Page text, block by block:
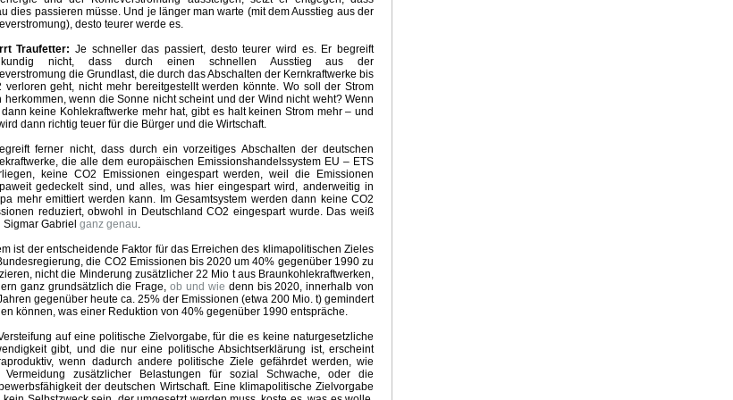
Zweifelhafte wissenschaftliche Basis für BVerfG Klimaurteil
bis 2050
Extremer Februar 2021
Hört auf die Wissenschaft
der Energiewende Grün, grüner, CSU
Lehre aus Januar 2021
Lösung Klimakrise Rassismus
Kein Interesse Klimakrise
Aktuelle Witterung April - Mai 2020
Witterungsvorhersage April 2020
Witterungsvorhersage März
Energiewende schönreden - schlechtreden
El Nino 2020 Weihnachtsgeschenke der GroKo
Marsch in die Klimadiktatur
- Illusion Energiewende physikalisch unmöglich
Elend der Klimapolitik
Mob
VorfeldUN Klimakonferenz Madrid
Die Grüne Kulturrevolutiion
der Klimapolitik Klimawahn und Ökologischer Totalitarismus
CO2 Steuer oder Emissionshandel
im Hyperdrive Die CO2 Steuer Lüge
Jahre Zeit Witterungsvorhersage März 2019
Greta Thunberg
- Krise Klimawissenschaft
Freuden der Elektromobilität
Retter vor der Klimakatastrophe Ewige Klimakatastrophe
Energiewende Propaganda
Illusionen Die Moped Mobilität
Uneinholbarer Vorsprung
Fake Science Dürre Extremer April und Mai
QualitätsmedienKlimadebatte
Liebesgrüsse aus Moskau
Energie und Klima in GROKO
GROKO Klimarealismus Dieselchaos Jamika Aus
Jamaika realistisch
Hurricane Wärmere Sommer Wofür steht Merkel Klimafreundliche Geldanlage
dies passieren müsse. Und je länger man warte (mit dem Ausstieg aus der
desto teurer werde es.
Traufetter: Je schneller das passiert, desto teurer wird es. Er begreift
nicht, dass durch einen schnellen Ausstieg aus der
die Grundlast, die durch das Abschalten der Kernkraftwerke bis
verloren geht, nicht mehr bereitgestellt werden könnte. Wo soll der Strom
herkommen, wenn die Sonne nicht scheint und der Wind nicht weht? Wenn
keine Kohlekraftwerke mehr hat, gibt es halt keinen Strom mehr – und
dann richtig teuer für die Bürger und die Wirtschaft.
ferner nicht, dass durch ein vorzeitiges Abschalten der deutschen
die alle dem europäischen Emissionshandelssystem EU – ETS
keine CO2 Emissionen eingespart werden, weil die Emissionen
gedeckelt sind, und alles, was hier eingespart wird, anderweitig in
mehr emittiert werden kann. Im Gesamtsystem werden dann keine CO2
reduziert, obwohl in Deutschland CO2 eingespart wurde. Das weiß
Sigmar Gabriel ganz genau
ist der entscheidende Faktor für das Erreichen des klimapolitischen Zieles
die CO2 Emissionen bis 2020 um 40% gegenüber 1990 zu
nicht die Minderung zusätzlicher 22 Mio t aus Braunkohlekraftwerken,
ganz grundsätzlich die Frage,ob und wie denn bis 2020, innerhalb von
gegenüber heute ca. 25% der Emissionen (etwa 200 Mio. t) gemindert
können, was einer Reduktion von 40% gegenüber 1990 entspräche.
auf eine politische Zielvorgabe, für die es keine naturgesetzliche
gibt, und die nur eine politische Absichtserklärung ist, erscheint
wenn dadurch andere politische Ziele gefährdet werden, wie
Vermeidung zusätzlicher Belastungen für sozial Schwache, oder die
der deutschen Wirtschaft. Eine klimapolitische Zielvorgabe